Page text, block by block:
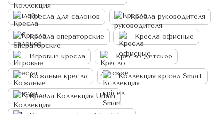
Кресла для салонов Кресла руководителя
Кресла операторские Кресла офисные
Игровые кресла Кресло детское
Кожаные кресла Коллекция крісел Smart
Кресла Коллекция Urban